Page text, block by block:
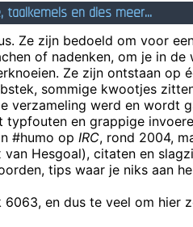
Boemblak.
de poes is nat en het regent niet
Zoude het Menen??
in The wave came and stole my
loved ones
regular en lite. Samen in één
DOOS
je weet niet wat is wat, wat de fak
kiki obviously! Awesome flower
taalkemels en dies meer...
Ze zijn bedoeld om voor
of nadenken, om je in de
Ze zijn ontstaan op
sommige kwootjes
verzameling werd en wordt
typfouten en grappige
#humo op IRC, rond 2004,
Hesgoal), citaten en
tips waar je niks aan
6063, en dus te veel om hier